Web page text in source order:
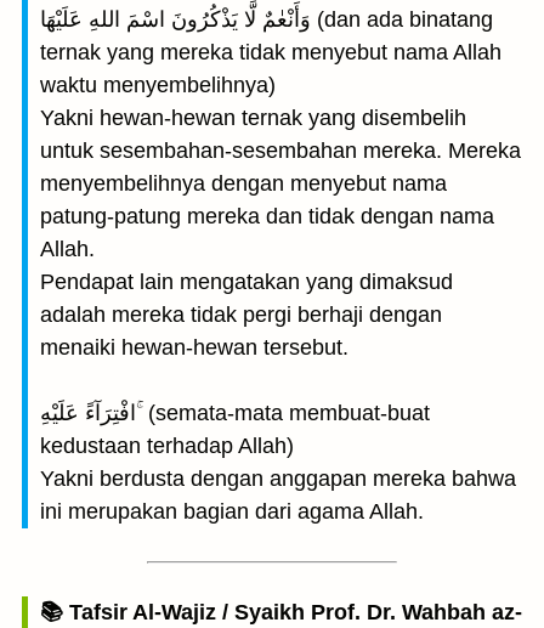
وَأَنْعٰمٌ لَّا يَذْكُرُونَ اسْمَ اللهِ عَلَيْهَا (dan ada binatang
ternak yang mereka tidak menyebut nama Allah
waktu menyembelihnya)
Yakni hewan-hewan ternak yang disembelih
untuk sesembahan-sesembahan mereka. Mereka
menyembelihnya dengan menyebut nama
patung-patung mereka dan tidak dengan nama
Allah.
Pendapat lain mengatakan yang dimaksud
adalah mereka tidak pergi berhaji dengan
menaiki hewan-hewan tersebut.
افْتِرَآءً عَلَيْهِ ۚ (semata-mata membuat-buat
kedustaan terhadap Allah)
Yakni berdusta dengan anggapan mereka bahwa
ini merupakan bagian dari agama Allah.
📚 Tafsir Al-Wajiz / Syaikh Prof. Dr. Wahbah az-